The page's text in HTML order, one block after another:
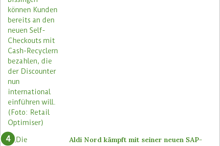
Aldi Nord kämpft mit seiner neuen SAP-